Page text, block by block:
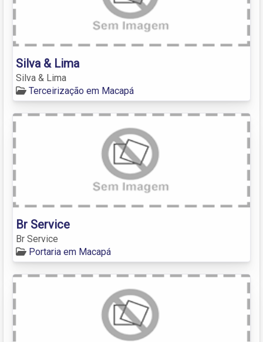
Silva & Lima
Silva & Lima
Terceirização em Macapá
Br Service
Br Service
Portaria em Macapá